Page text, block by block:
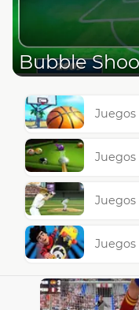
Bubble
Juegos
Juegos